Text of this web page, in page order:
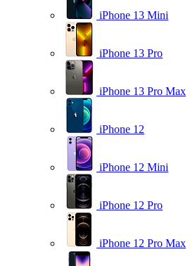
iPhone 13 Mini
iPhone 13 Pro
iPhone 13 Pro Max
iPhone 12
iPhone 12 Mini
iPhone 12 Pro
iPhone 12 Pro Max